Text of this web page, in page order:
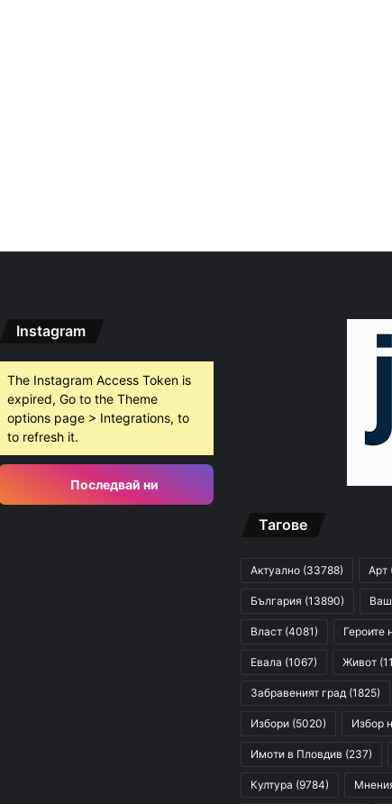
Instagram
The Instagram Access Token is
expired, Go to the Theme
options page > Integrations, to
to refresh it.
Последвай ни
Тагове
Актуално (33788) Арт
България (13890)
Власт (4081) Героите
Евала (1067) Живот
Забравеният град (1825)
Избори (5020) Избор
Имоти в Пловдив (237)
Култура (9784)